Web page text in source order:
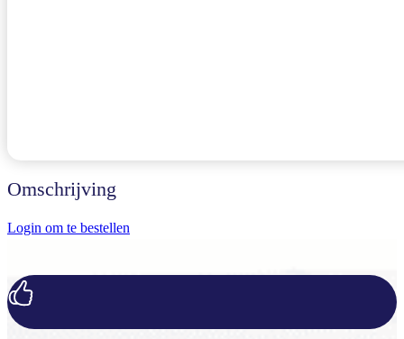
Omschrijving
Login om te bestellen